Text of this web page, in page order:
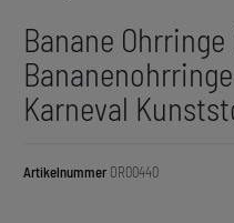
Banane
Karneval
Artikelnummer OR00440